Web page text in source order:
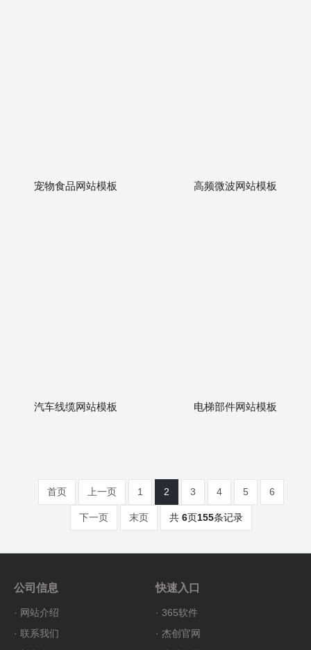
宠物食品网站模板 高频微波网站模板
汽车线缆网站模板 电梯部件网站模板
首页 上一页 1 2 3 4 5 6
下一页 末页 共 6页155条记录
公司信息
· 网站介绍
· 联系我们
快速入口
· 365软件
· 杰创官网